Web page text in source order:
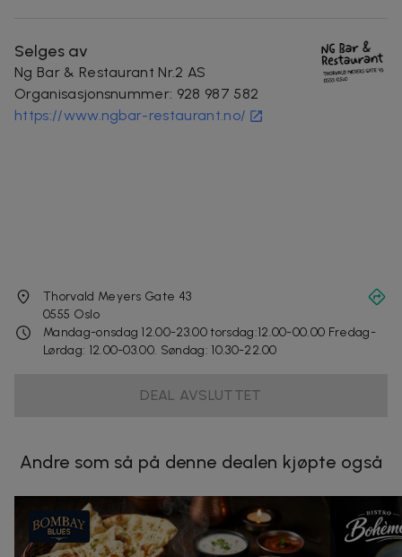
Selges av
Ng Bar & Restaurant Nr.2 AS
Organisasjonsnummer: 928 987 582
https://www.ngbar-restaurant.no/
Thorvald Meyers Gate 43
0555 Oslo
Mandag-onsdag 12.00-23.00 torsdag:12.00-00.00 Fredag-
Lørdag: 12.00-03.00. Søndag: 10.30-22.00
DEAL AVSLUTTET
Andre som så på denne dealen kjøpte også